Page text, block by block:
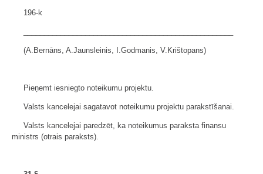
196-k
(A.Bernāns, A.Jaunsleinis, I.Godmanis, V.Krištopans)
Pieņemt iesniegto noteikumu projektu.
Valsts kancelejai sagatavot noteikumu projektu parakstīšanai.
Valsts kancelejai paredzēt, ka noteikumus paraksta finansu
ministrs (otrais paraksts).